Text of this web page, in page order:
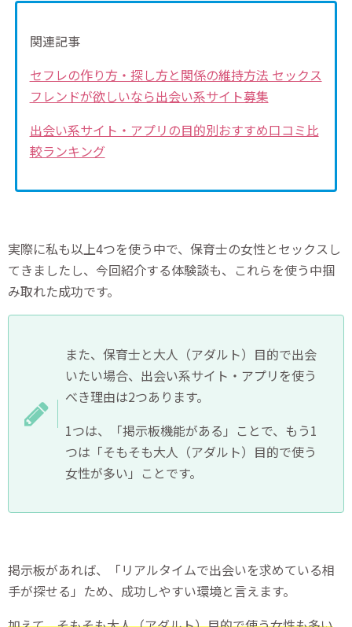
関連記事
セフレの作り方・探し方と関係の維持方法 セックス
フレンドが欲しいなら出会い系サイト募集
出会い系サイト・アプリの目的別おすすめ口コミ比
較ランキング
実際に私も以上4つを使う中で、保育士の女性とセックスし
てきましたし、今回紹介する体験談も、これらを使う中掴
み取れた成功です。
また、保育士と大人（アダルト）目的で出会
いたい場合、出会い系サイト・アプリを使う
べき理由は2つあります。
1つは、「掲示板機能がある」ことで、もう1
つは「そもそも大人（アダルト）目的で使う
女性が多い」ことです。
掲示板があれば、「リアルタイムで出会いを求めている相
手が探せる」ため、成功しやすい環境と言えます。